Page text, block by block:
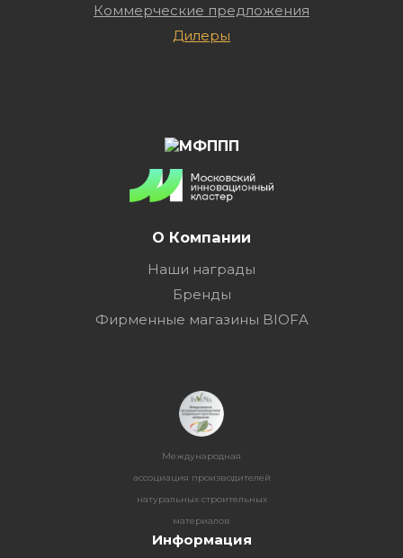
Коммерческие предложения
Дилеры
О Компании
Наши награды
Бренды
Фирменные магазины BIOFA
Международная
ассоциация производителей
натуральных строительных
материалов
Информация